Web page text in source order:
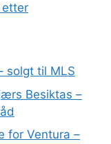
etter
solgt til MLS
Besiktas –
for Ventura –